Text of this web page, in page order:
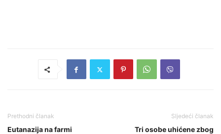
Prethodni članak
Eutanazija na farmi
Sljedeći članak
Tri osobe uhićene zbog